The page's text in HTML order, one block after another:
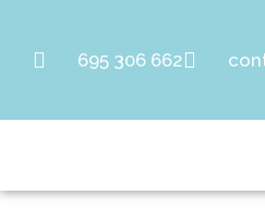
695 306 662